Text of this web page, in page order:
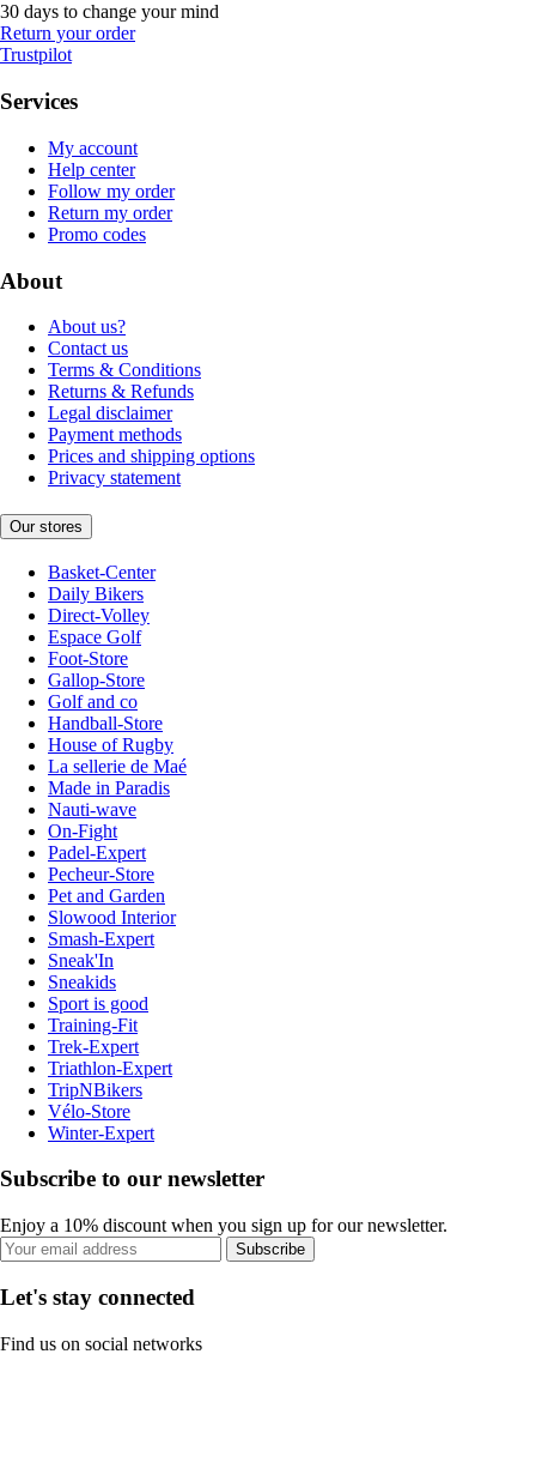
30 days to change your mind
Return your order
Trustpilot
Services
My account
Help center
Follow my order
Return my order
Promo codes
About
About us?
Contact us
Terms & Conditions
Returns & Refunds
Legal disclaimer
Payment methods
Prices and shipping options
Privacy statement
Our stores
Basket-Center
Daily Bikers
Direct-Volley
Espace Golf
Foot-Store
Gallop-Store
Golf and co
Handball-Store
House of Rugby
La sellerie de Maé
Made in Paradis
Nauti-wave
On-Fight
Padel-Expert
Pecheur-Store
Pet and Garden
Slowood Interior
Smash-Expert
Sneak'In
Sneakids
Sport is good
Training-Fit
Trek-Expert
Triathlon-Expert
TripNBikers
Vélo-Store
Winter-Expert
Subscribe to our newsletter
Enjoy a 10% discount when you sign up for our newsletter.
Subscribe
Let's stay connected
Find us on social networks